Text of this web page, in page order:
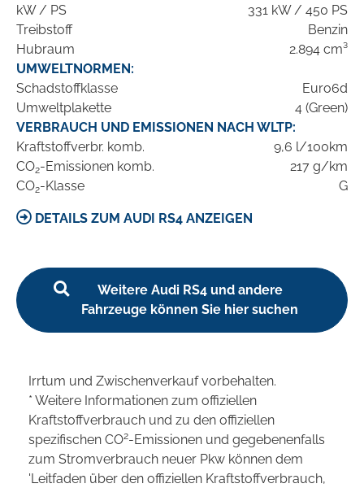
kW / PS
331 kW / 450 PS
Treibstoff
Benzin
Hubraum
2.894 cm³
UMWELTNORMEN:
Schadstoffklasse
Euro6d
Umweltplakette
4 (Green)
VERBRAUCH UND EMISSIONEN NACH WLTP:
Kraftstoffverbr. komb.
9,6 l/100km
CO2-Emissionen komb.
217 g/km
CO2-Klasse G
DETAILS ZUM AUDI RS4 ANZEIGEN
Weitere Audi RS4 und andere
Fahrzeuge können Sie hier suchen
Irrtum und Zwischenverkauf vorbehalten.
* Weitere Informationen zum offiziellen
Kraftstoffverbrauch und zu den offiziellen
spezifischen CO2-Emissionen und gegebenenfalls
zum Stromverbrauch neuer Pkw können dem
'Leitfaden über den offiziellen Kraftstoffverbrauch,